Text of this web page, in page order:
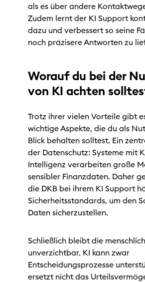
als es über andere
Zudem lernt der KI Support
dazu und verbessert so seine
noch präzisere Antworten zu
Worauf du bei der
von KI achten
Trotz ihrer vielen Vorteile gibt
wichtige Aspekte, die du als
Blick behalten solltest. Ein
der Datenschutz: Systeme mit
Intelligenz verarbeiten große
sensibler Finanzdaten. Daher
die DKB bei ihrem KI Support
Sicherheitsstandards, um den
Daten sicherzustellen.
Schließlich bleibt die
unverzichtbar. KI kann zwar
Entscheidungsprozesse
ersetzt nicht das